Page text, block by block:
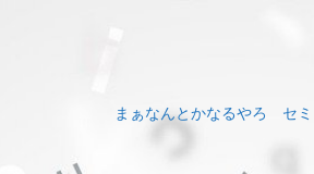
まぁなんとかなるやろ セ